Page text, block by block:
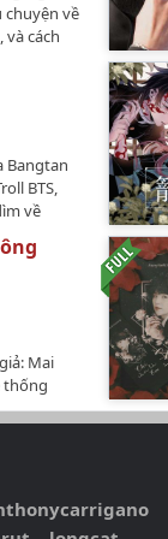
(Tên
giả
nào đó
một bước
chuyện về
cách
Bangtan
BTS,
về
Mai
thống
lược
câu
nghênh
của